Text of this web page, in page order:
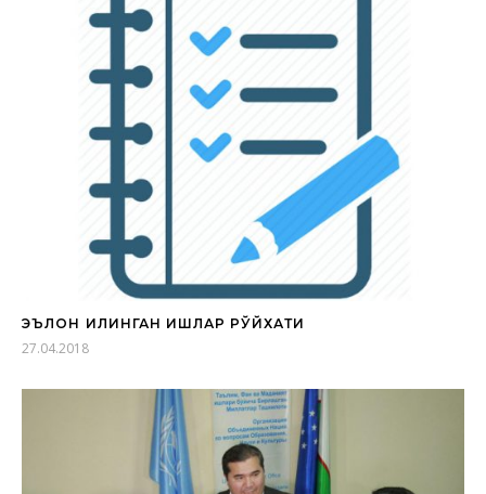
ЭЪЛОН ҚИЛИНГАН ИШЛАР РЎЙХАТИ
27.04.2018